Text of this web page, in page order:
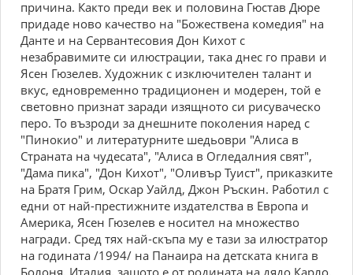
причина. Както преди век и половина Гюстав Дюре
придаде ново качество на "Божествена комедия" на
Данте и на Сервантесовия Дон Кихот с
незабравимите си илюстрации, така днес го прави и
Ясен Гюзелев. Художник с изключителен талант и
вкус, едновременно традиционен и модерен, той е
световно признат заради изящното си рисуваческо
перо. То възроди за днешните поколения наред с
"Пинокио" и литературните шедьоври "Алиса в
Страната на чудесата", "Алиса в Огледалния свят",
"Дама пика", "Дон Кихот", "Оливър Туист", приказките
на Братя Грим, Оскар Уайлд, Джон Ръскин. Работил с
едни от най-престижните издателства в Европа и
Америка, Ясен Гюзелев е носител на множество
награди. Сред тях най-скъпа му е тази за илюстратор
на годината /1994/ на Панаира на детската книга в
Болоня, Италия, защото е от родината на дядо Карло.